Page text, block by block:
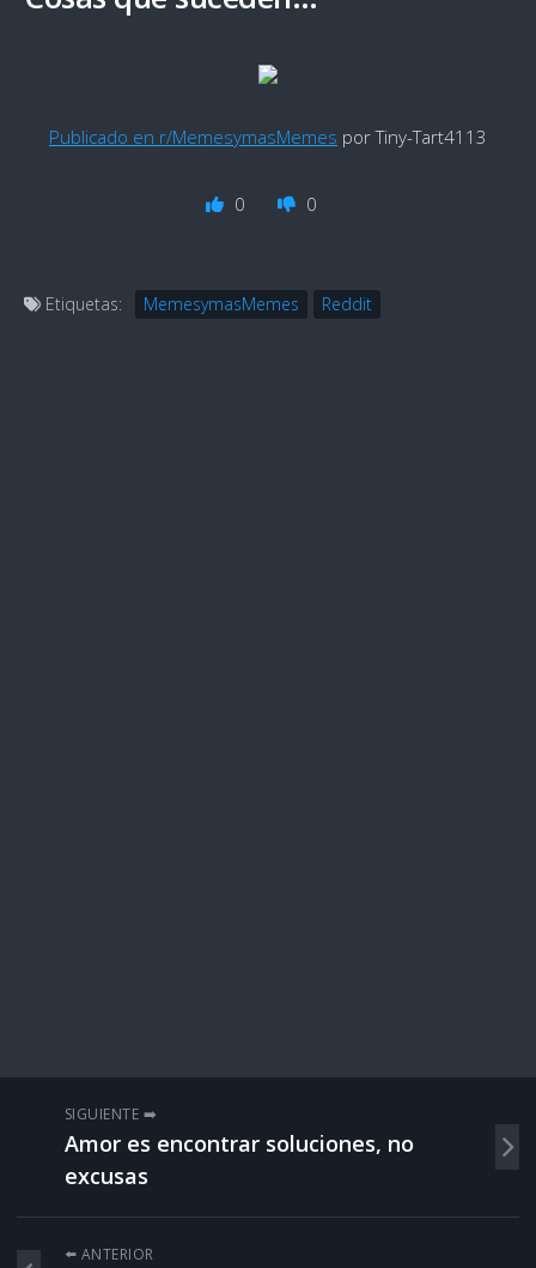
Publicado en r/MemesymasMemes por Tiny-Tart4113
0 0
Etiquetas: MemesymasMemes Reddit
SIGUIENTE ➡️
Amor es encontrar soluciones, no
excusas
⬅️ ANTERIOR